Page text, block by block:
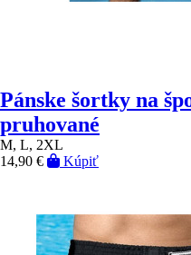
Pánske šortky na
pruhované
M, L, 2XL
14,90 €
Kúpiť